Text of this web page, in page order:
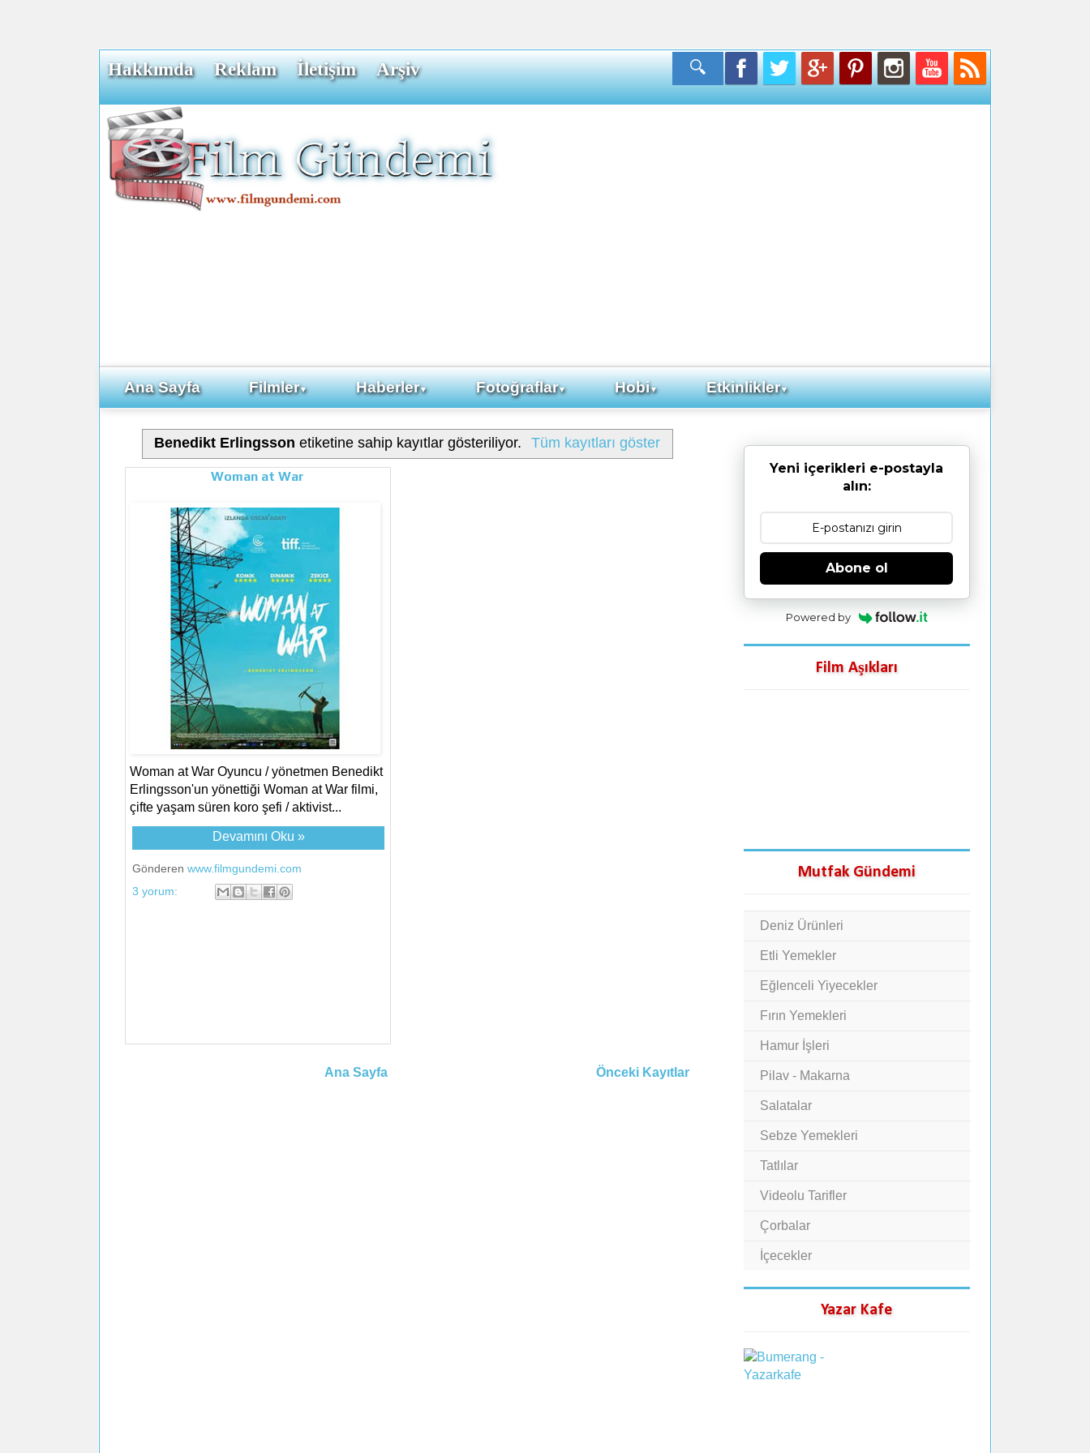
Hakkımda Reklam İletişim Arşiv
Ana Sayfa Filmler▼ Haberler▼ Fotoğraflar▼ Hobi▼ Etkinlikler▼
Benedikt Erlingsson etiketine sahip kayıtlar gösteriliyor. Tüm kayıtları göster
Woman at War
Woman at War Oyuncu / yönetmen Benedikt
Erlingsson'un yönettiği Woman at War filmi,
çifte yaşam süren koro şefi / aktivist...
Devamını Oku »
Gönderen www.filmgundemi.com
3 yorum:
Önceki Kayıtlar
Ana Sayfa
Yeni içerikleri e-postayla
alın:
Abone ol
Powered by
Film Aşıkları
Mutfak Gündemi
Deniz Ürünleri
Etli Yemekler
Eğlenceli Yiyecekler
Fırın Yemekleri
Hamur İşleri
Pilav - Makarna
Salatalar
Sebze Yemekleri
Tatlılar
Videolu Tarifler
Çorbalar
İçecekler
Yazar Kafe